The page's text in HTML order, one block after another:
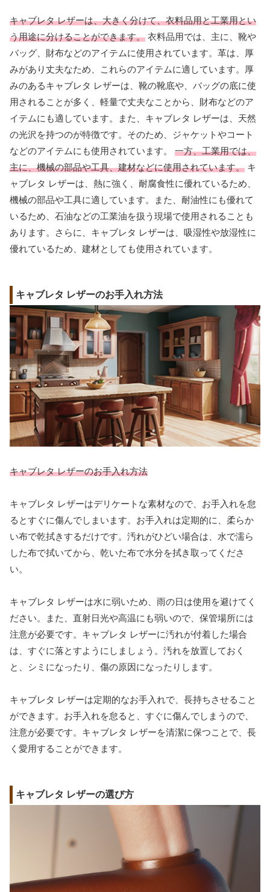
キャブレタ レザーは、大きく分けて、衣料品用と工業用とい
う用途に分けることができます。 衣料品用では、主に、靴や
バッグ、財布などのアイテムに使用されています。革は、厚
みがあり丈夫なため、これらのアイテムに適しています。厚
みのあるキャブレタ レザーは、靴の靴底や、バッグの底に使
用されることが多く、軽量で丈夫なことから、財布などのア
イテムにも適しています。また、キャブレタ レザーは、天然
の光沢を持つのが特徴です。そのため、ジャケットやコート
などのアイテムにも使用されています。 一方、工業用では、
主に、機械の部品や工具、建材などに使用されています。 キ
ャブレタ レザーは、熱に強く、耐腐食性に優れているため、
機械の部品や工具に適しています。また、耐油性にも優れて
いるため、石油などの工業油を扱う現場で使用されることも
あります。さらに、キャブレタ レザーは、吸湿性や放湿性に
優れているため、建材としても使用されています。
キャブレタ レザーのお手入れ方法
キャブレタ レザーのお手入れ方法
キャブレタ レザーはデリケートな素材なので、お手入れを怠
るとすぐに傷んでしまいます。お手入れは定期的に、柔らか
い布で乾拭きするだけです。汚れがひどい場合は、水で濡ら
した布で拭いてから、乾いた布で水分を拭き取ってくださ
い。
キャブレタ レザーは水に弱いため、雨の日は使用を避けてく
ださい。また、直射日光や高温にも弱いので、保管場所には
注意が必要です。キャブレタ レザーに汚れが付着した場合
は、すぐに落とすようにしましょう。汚れを放置しておく
と、シミになったり、傷の原因になったりします。
キャブレタ レザーは定期的なお手入れで、長持ちさせること
ができます。お手入れを怠ると、すぐに傷んでしまうので、
注意が必要です。キャブレタ レザーを清潔に保つことで、長
く愛用することができます。
キャブレタ レザーの選び方